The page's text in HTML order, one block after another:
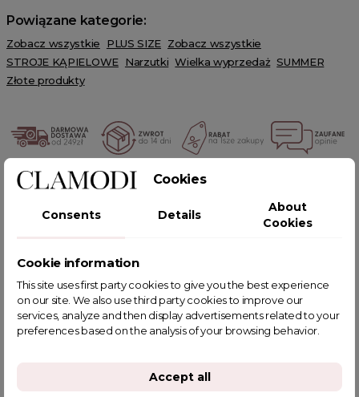
Powiązane kategorie:
Zobacz wszystkie PLUS SIZE Zobacz wszystkie
STROJE KĄPIELOWE Narzutki Wielka wyprzedaż SUMMER
Złote produkty
POWIĄZANE TAGI
ladies' fashion
women's fashion spring 2024
YOU MIGHT ALSO LIKE
Cookies
Consents Details
About
Cookies
Cookie information
This site uses first party cookies to give you the best experience
on our site. We also use third party cookies to improve our
services, analyze and then display advertisements related to your
preferences based on the analysis of your browsing behavior.
Accept all